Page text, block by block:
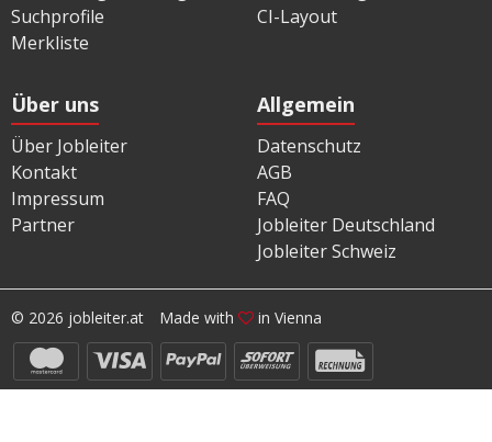
Suchprofile
Merkliste
CI-Layout
Über uns
Über Jobleiter
Kontakt
Impressum
Partner
Allgemein
Datenschutz
AGB
FAQ
Jobleiter Deutschland
Jobleiter Schweiz
© 2026 jobleiter.at Made with in Vienna